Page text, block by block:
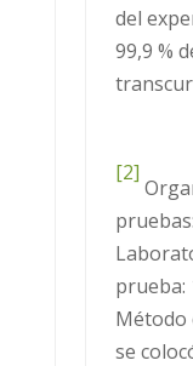
del
99,9 %
[2]
prueba:
Método
se